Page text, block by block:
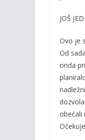
JOŠ
Ovo je
Od
onda
obećali